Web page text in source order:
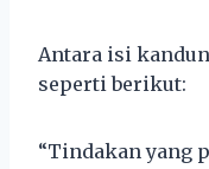
Antara isi
seperti berikut:
“Tindakan yang